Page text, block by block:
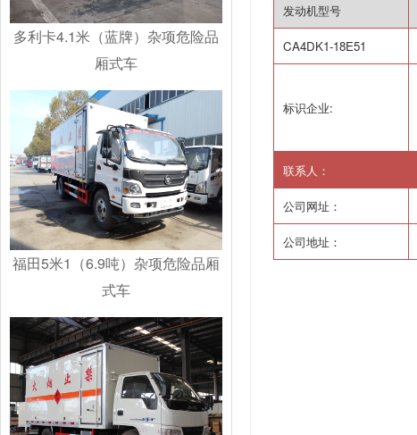
多利卡4.1米（蓝牌）杂项危险品
厢式车
福田5米1（6.9吨）杂项危险品厢
式车
发动机型号
CA4DK1-18E51
标识企业:
联系人：
公司网址：
公司地址：